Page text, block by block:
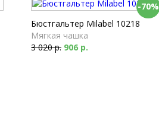
-70%
Бюстгальтер Milabel 10218
Мягкая чашка
3 020 р. 906 р.